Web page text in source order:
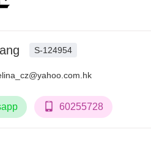
S-124954
60255728